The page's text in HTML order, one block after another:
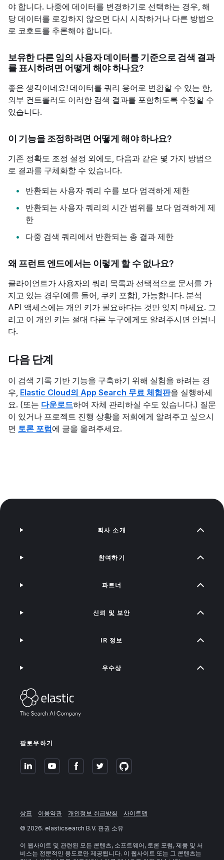
야 합니다. 나중에 데이터를 변경하기로 선택하는 경우, 해
당 데이터를 로깅하지 않으면 다시 시작하거나 다른 방법으
로 코호트를 추론해야 합니다.
보유한 다른 임의 사용자 데이터를 기준으로 검색 결과
를 표시하려면 어떻게 해야 하나요?
좋은 생각이네요! 데이터를 쿼리 용어로 변환할 수 있는 한,
외부 컨트롤러도 이러한 검색 결과를 포함하도록 수정할 수
있습니다.
이 기능을 조정하려면 어떻게 해야 하나요?
기존 정확도 조정 설정 외에도, 다음과 같은 몇 가지 방법으
로 결과를 구체화할 수 있습니다.
반환되는 사용자 쿼리 수를 보다 엄격하게 제한
반환되는 사용자 쿼리의 시간 범위를 보다 엄격하게 제
한
다중 검색 쿼리에서 반환되는 총 결과 제한
왜 프런트 엔드에서는 이렇게 할 수 없나요?
클라이언트가 사용자의 쿼리 목록과 선택적으로 문서를 가
지고 있는 경우(예를 들어, 쿠키 포함), 가능합니다. 분석
API 액세스에는 개인 키가 필요하다는 것만 잊지 마세요. 그
리고 이 개인 키는 절대 다른 누구에게도 알려주시면 안됩니
다.
다음 단계
이 검색 기록 기반 기능을 구축하기 위해 실험을 하려는 경
우, Elastic Cloud의 App Search 무료 체험판을 실행하세
요. (또는 다운로드하여 자체 관리하실 수도 있습니다.) 질문
이 있거나 프로젝트 진행 상황을 저희에게 알려주고 싶으시
면 토론 포럼에 글을 올려주세요.
팔로우하기
회사 소개
참여하기
파트너
신뢰 및 보안
IR 정보
우수상
상표 이용약관 개인정보 취급방침
사이트맵
© 2026. elasticsearch B.V. 판권 소유
이 웹사이트 및 관련된 모든 콘텐츠, 소프트웨어, 토론 포럼, 제품 및 서
비스는 전문적인 용도로만 제공됩니다. 이 웹사이트 또는 그 콘텐츠는